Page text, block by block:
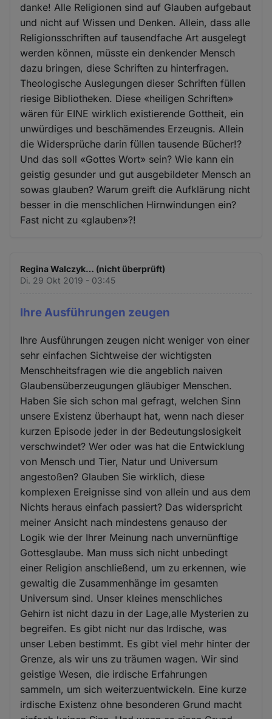
danke! Alle Religionen sind auf Glauben aufgebaut
und nicht auf Wissen und Denken. Allein, dass alle
Religionsschriften auf tausendfache Art ausgelegt
werden können, müsste ein denkender Mensch
dazu bringen, diese Schriften zu hinterfragen.
Theologische Auslegungen dieser Schriften füllen
riesige Bibliotheken. Diese «heiligen Schriften»
wären für EINE wirklich existierende Gottheit, ein
unwürdiges und beschämendes Erzeugnis. Allein
die Widersprüche darin füllen tausende Bücher!?
Und das soll «Gottes Wort» sein? Wie kann ein
geistig gesunder und gut ausgebildeter Mensch an
sowas glauben? Warum greift die Aufklärung nicht
besser in die menschlichen Hirnwindungen ein?
Fast nicht zu «glauben»?!
Regina Walczyk… (nicht überprüft)
Di. 29 Okt 2019 - 03:45
Ihre Ausführungen zeugen
Ihre Ausführungen zeugen nicht weniger von einer
sehr einfachen Sichtweise der wichtigsten
Menschheitsfragen wie die angeblich naiven
Glaubensüberzeugungen gläubiger Menschen.
Haben Sie sich schon mal gefragt, welchen Sinn
unsere Existenz überhaupt hat, wenn nach dieser
kurzen Episode jeder in der Bedeutungslosigkeit
verschwindet? Wer oder was hat die Entwicklung
von Mensch und Tier, Natur und Universum
angestoßen? Glauben Sie wirklich, diese
komplexen Ereignisse sind von allein und aus dem
Nichts heraus einfach passiert? Das widerspricht
meiner Ansicht nach mindestens genauso der
Logik wie der Ihrer Meinung nach unvernünftige
Gottesglaube. Man muss sich nicht unbedingt
einer Religion anschließend, um zu erkennen, wie
gewaltig die Zusammenhänge im gesamten
Universum sind. Unser kleines menschliches
Gehirn ist nicht dazu in der Lage,alle Mysterien zu
begreifen. Es gibt nicht nur das Irdische, was
unser Leben bestimmt. Es gibt viel mehr hinter der
Grenze, als wir uns zu träumen wagen. Wir sind
geistige Wesen, die irdische Erfahrungen
sammeln, um sich weiterzuentwickeln. Eine kurze
irdische Existenz ohne besonderen Grund macht